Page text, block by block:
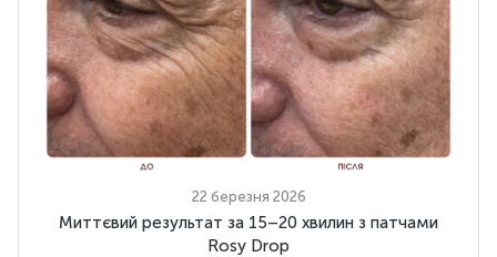
22 березня 2026
Миттєвий результат за 15–20 хвилин з патчами
Rosy Drop